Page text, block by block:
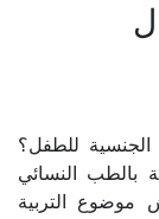
الجنسية للطفل؟
بالطب النسائي
موضوع التربية